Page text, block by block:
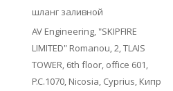
шланг заливной
AV Engineering, "SKIPFIRE
LIMITED" Romanou, 2, TLAIS
TOWER, 6th floor, office 601,
P.C.1070, Nicosia, Cyprius, Кипр